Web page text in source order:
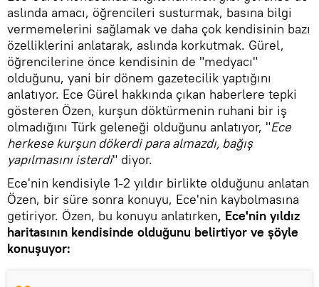
aslında amacı, öğrencileri susturmak, basına bilgi
vermemelerini sağlamak ve daha çok kendisinin bazı
özelliklerini anlatarak, aslında korkutmak. Gürel,
öğrencilerine önce kendisinin de "medyacı"
olduğunu, yani bir dönem gazetecilik yaptığını
anlatıyor. Ece Gürel hakkında çıkan haberlere tepki
gösteren Özen, kurşun döktürmenin ruhani bir iş
olmadığını Türk geleneği olduğunu anlatıyor, "Ece
herkese kurşun dökerdi para almazdı, bağış
yapılmasını isterdi" diyor.
Ece'nin kendisiyle 1-2 yıldır birlikte olduğunu anlatan
Özen, bir süre sonra konuyu, Ece'nin kaybolmasına
getiriyor. Özen, bu konuyu anlatırken, Ece'nin yıldız
haritasının kendisinde olduğunu belirtiyor ve şöyle
konuşuyor: